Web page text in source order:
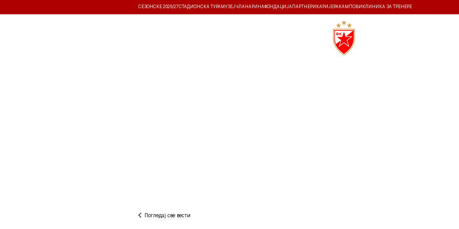
СЕЗОНСКЕ 2026/27СТАДИОНСКА ТУРА МУЗЕЈ ЧЛАНАРИНАФОНДАЦИЈА ПАРТНЕРИ КАРИЈЕРА КАМПОВИ КЛИНИКА ЗА ТРЕНЕРЕ
Погледај све вести